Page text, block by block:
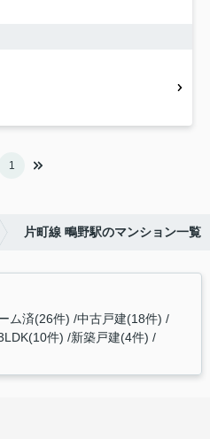
1
片町線 鴫野駅のマンション一覧
ム済(26件) 中古戸建(18件)
件) 新築戸建(4件)